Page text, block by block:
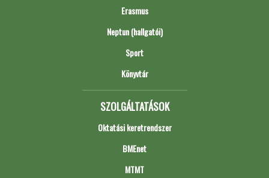
Erasmus
Neptun (hallgatói)
Sport
Könyvtár
SZOLGÁLTATÁSOK
Oktatási keretrendszer
BMEnet
MTMT